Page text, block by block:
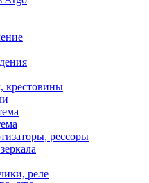
крестовины
рессоры
реле